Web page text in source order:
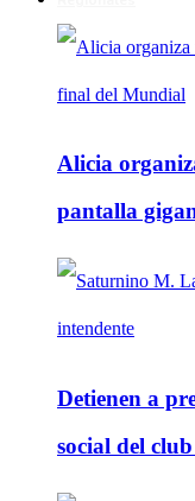
Alicia
pantalla
Detienen a
social del